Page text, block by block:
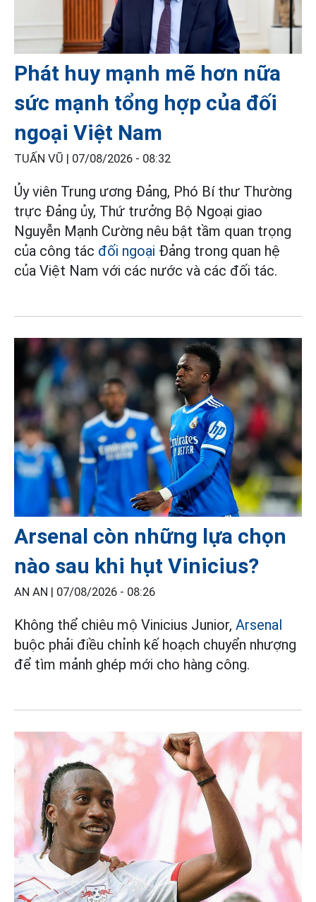
Phát huy mạnh mẽ hơn nữa
sức mạnh tổng hợp của đối
ngoại Việt Nam
TUẤN VŨ | 07/08/2026 - 08:32
Ủy viên Trung ương Đảng, Phó Bí thư Thường
trực Đảng ủy, Thứ trưởng Bộ Ngoại giao
Nguyễn Mạnh Cường nêu bật tầm quan trọng
của công tác đối ngoại Đảng trong quan hệ
của Việt Nam với các nước và các đối tác.
Arsenal còn những lựa chọn
nào sau khi hụt Vinicius?
AN AN | 07/08/2026 - 08:26
Không thể chiêu mộ Vinicius Junior, Arsenal
buộc phải điều chỉnh kế hoạch chuyển nhượng
để tìm mảnh ghép mới cho hàng công.